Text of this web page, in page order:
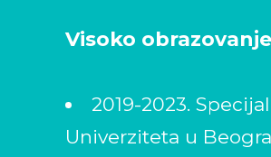
Visoko
2019-2023.
Univerziteta u